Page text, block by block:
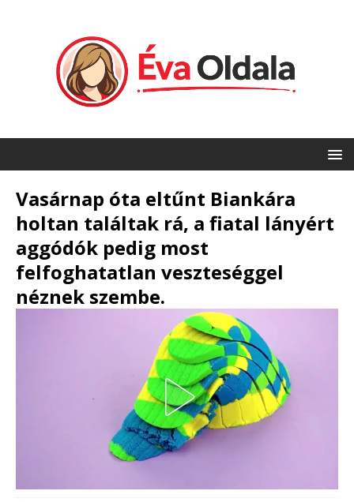
Vasárnap óta eltűnt Biankára
holtan találtak rá, a fiatal lányért
aggódók pedig most
felfoghatatlan veszteséggel
néznek szembe.